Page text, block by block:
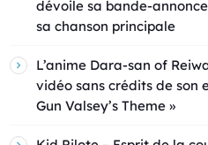
dévoile sa bande-
sa chanson principale
L’anime Dara-san of
vidéo sans crédits de son
Gun Valsey’s Theme »